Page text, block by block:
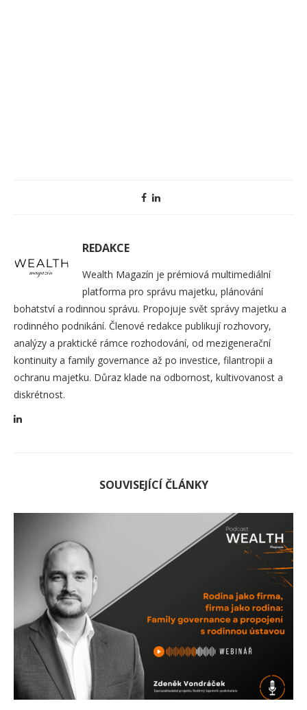
REDAKCE
Wealth Magazín je prémiová multimediální
platforma pro správu majetku, plánování
bohatství a rodinnou správu. Propojuje svět správy majetku a
rodinného podnikání. Členové redakce publikují rozhovory,
analýzy a praktické rámce rozhodování, od mezigenerační
kontinuity a family governance až po investice, filantropii a
ochranu majetku. Důraz klade na odbornost, kultivovanost a
diskrétnost.
SOUVISEJÍCÍ ČLÁNKY